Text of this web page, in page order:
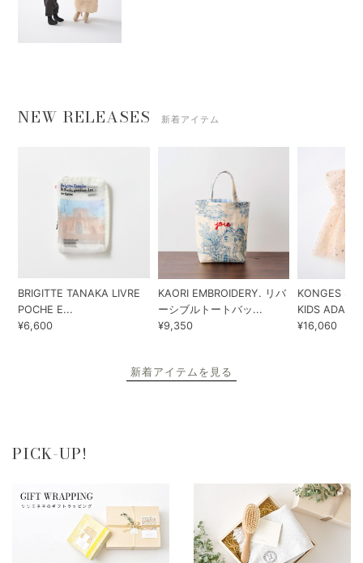
NEW RELEASES 新着アイテム
BRIGITTE TANAKA LIVRE
POCHE E...
¥6,600
KAORI EMBROIDERY. リバ
ーシブルトートバッ...
¥9,350
KONGES
KIDS ADA...
¥16,060
新着アイテムを見る
PICK-UP!